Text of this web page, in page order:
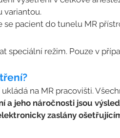
variantou.
se pacient do tunelu MR
speciální režim. Pouze v
na MR pracovišti.
a jeho náročnosti jsou
zaslány